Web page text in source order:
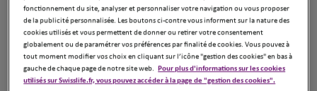
fonctionnement du site, analyser et personnaliser votre navigation ou vous proposer
de la publicité personnalisée. Les boutons ci-contre vous informent sur la nature des
cookies utilisés et vous permettent de donner ou retirer votre consentement
globalement ou de paramétrer vos préférences par finalité de cookies. Vous pouvez à
tout moment modifier vos choix en cliquant sur l’icône "gestion des cookies" en bas à
gauche de chaque page de notre site web. Pour plus d'informations sur les cookies
utilisés sur Swisslife.fr, vous pouvez accéder à la page de "gestion des cookies".